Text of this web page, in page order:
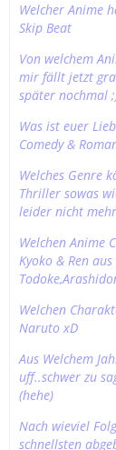
Welcher Anime
Skip Beat
Von welchem
mir fällt jetzt
später nochmal
Was ist euer
Comedy &
Welches Genre
Thriller sowas
leider nicht
Welchen Anime
Kyoko & Ren
Welchen
Naruto xD
Aus Welchem
uff..schwer zu
(hehe)
Nach wieviel
schnellsten